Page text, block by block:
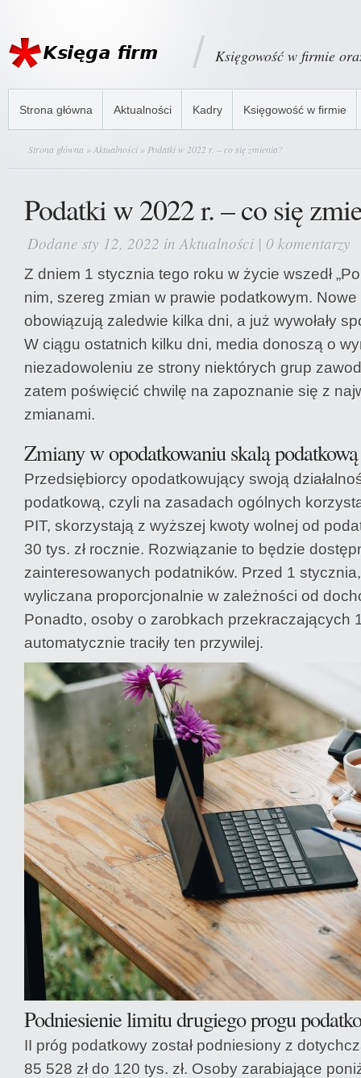
Księgowość w firmie
Strona główna Aktualności Kadry Księgowość w firmie
Strona główna »Aktualności » Podatki w 2022 r. – co się zmienia?
Podatki w 2022 r. – co się
Dodane sty 12, 2022 in Aktualności | 0 komentarzy
Z dniem 1 stycznia tego roku w życie wszedł
nim, szereg zmian w prawie podatkowym.
obowiązują zaledwie kilka dni, a już wywołały
W ciągu ostatnich kilku dni, media donoszą o
niezadowoleniu ze strony niektórych grup
zatem poświęcić chwilę na zapoznanie się z
zmianami.
Zmiany w opodatkowaniu skalą podatkową
Przedsiębiorcy opodatkowujący swoją
podatkową, czyli na zasadach ogólnych
PIT, skorzystają z wyższej kwoty wolnej od
30 tys. zł rocznie. Rozwiązanie to będzie
zainteresowanych podatników. Przed 1
wyliczana proporcjonalnie w zależności od
Ponadto, osoby o zarobkach przekraczających
automatycznie traciły ten przywilej.
Podniesienie limitu drugiego progu
II próg podatkowy został podniesiony z
85 528 zł do 120 tys. zł. Osoby zarabiające